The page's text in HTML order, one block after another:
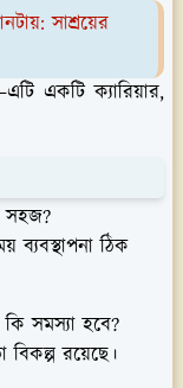
সাশ্রয়ের
একটি ক্যারিয়ার,
সহজ?
ব্যবস্থাপনা ঠিক
সমস্যা হবে?
রয়েছে।